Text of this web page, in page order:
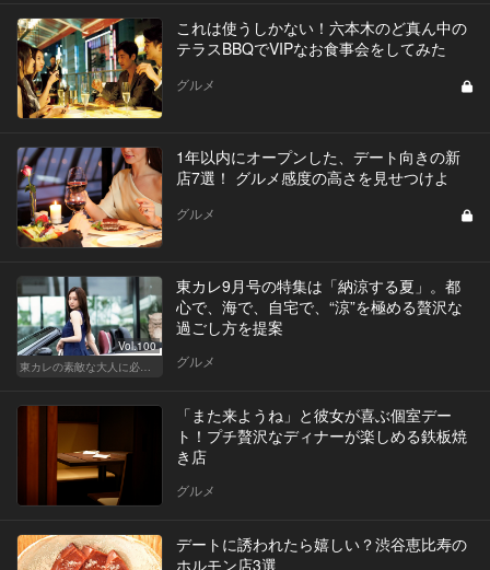
これは使うしかない！六本木のど真ん中の
テラスBBQでVIPなお食事会をしてみた
グルメ
1年以内にオープンした、デート向きの新
店7選！ グルメ感度の高さを見せつけよ
グルメ
Vol.100
東カレの素敵な大人に必要なこと
東カレ9月号の特集は「納涼する夏」。都
心で、海で、自宅で、“涼”を極める贅沢な
過ごし方を提案
グルメ
「また来ようね」と彼女が喜ぶ個室デー
ト！プチ贅沢なディナーが楽しめる鉄板焼
き店
グルメ
デートに誘われたら嬉しい？渋谷恵比寿の
ホルモン店3選